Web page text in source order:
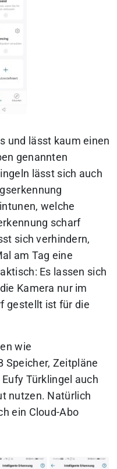
und lässt kaum einen
genannten
lässt sich auch
welche
scharf
sich verhindern,
am Tag eine
Es lassen sich
Kamera nur im
gestellt ist für die
wie
Speicher, Zeitpläne
Türklingel auch
nutzen. Natürlich
ein Cloud-Abo